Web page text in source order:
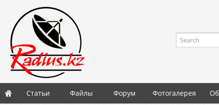
Search
Статьи Файлы Форум Фотогалерея